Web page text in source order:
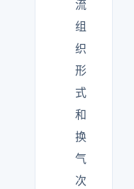
流
组
织
形
式
和
换
气
次